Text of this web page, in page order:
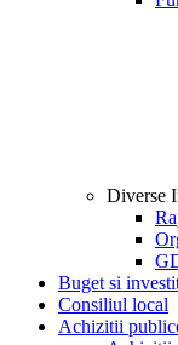
Diverse
Buget si
Consiliul local
Achizitii